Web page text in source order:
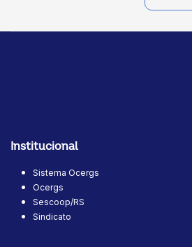
Institucional
Sistema Ocergs
Ocergs
Sescoop/RS
Sindicato